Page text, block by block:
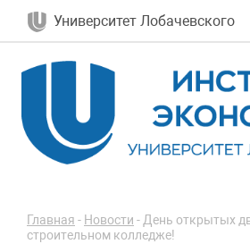
Университет Лобачевского
Главная - Новости -День открытых
строительном колледже!